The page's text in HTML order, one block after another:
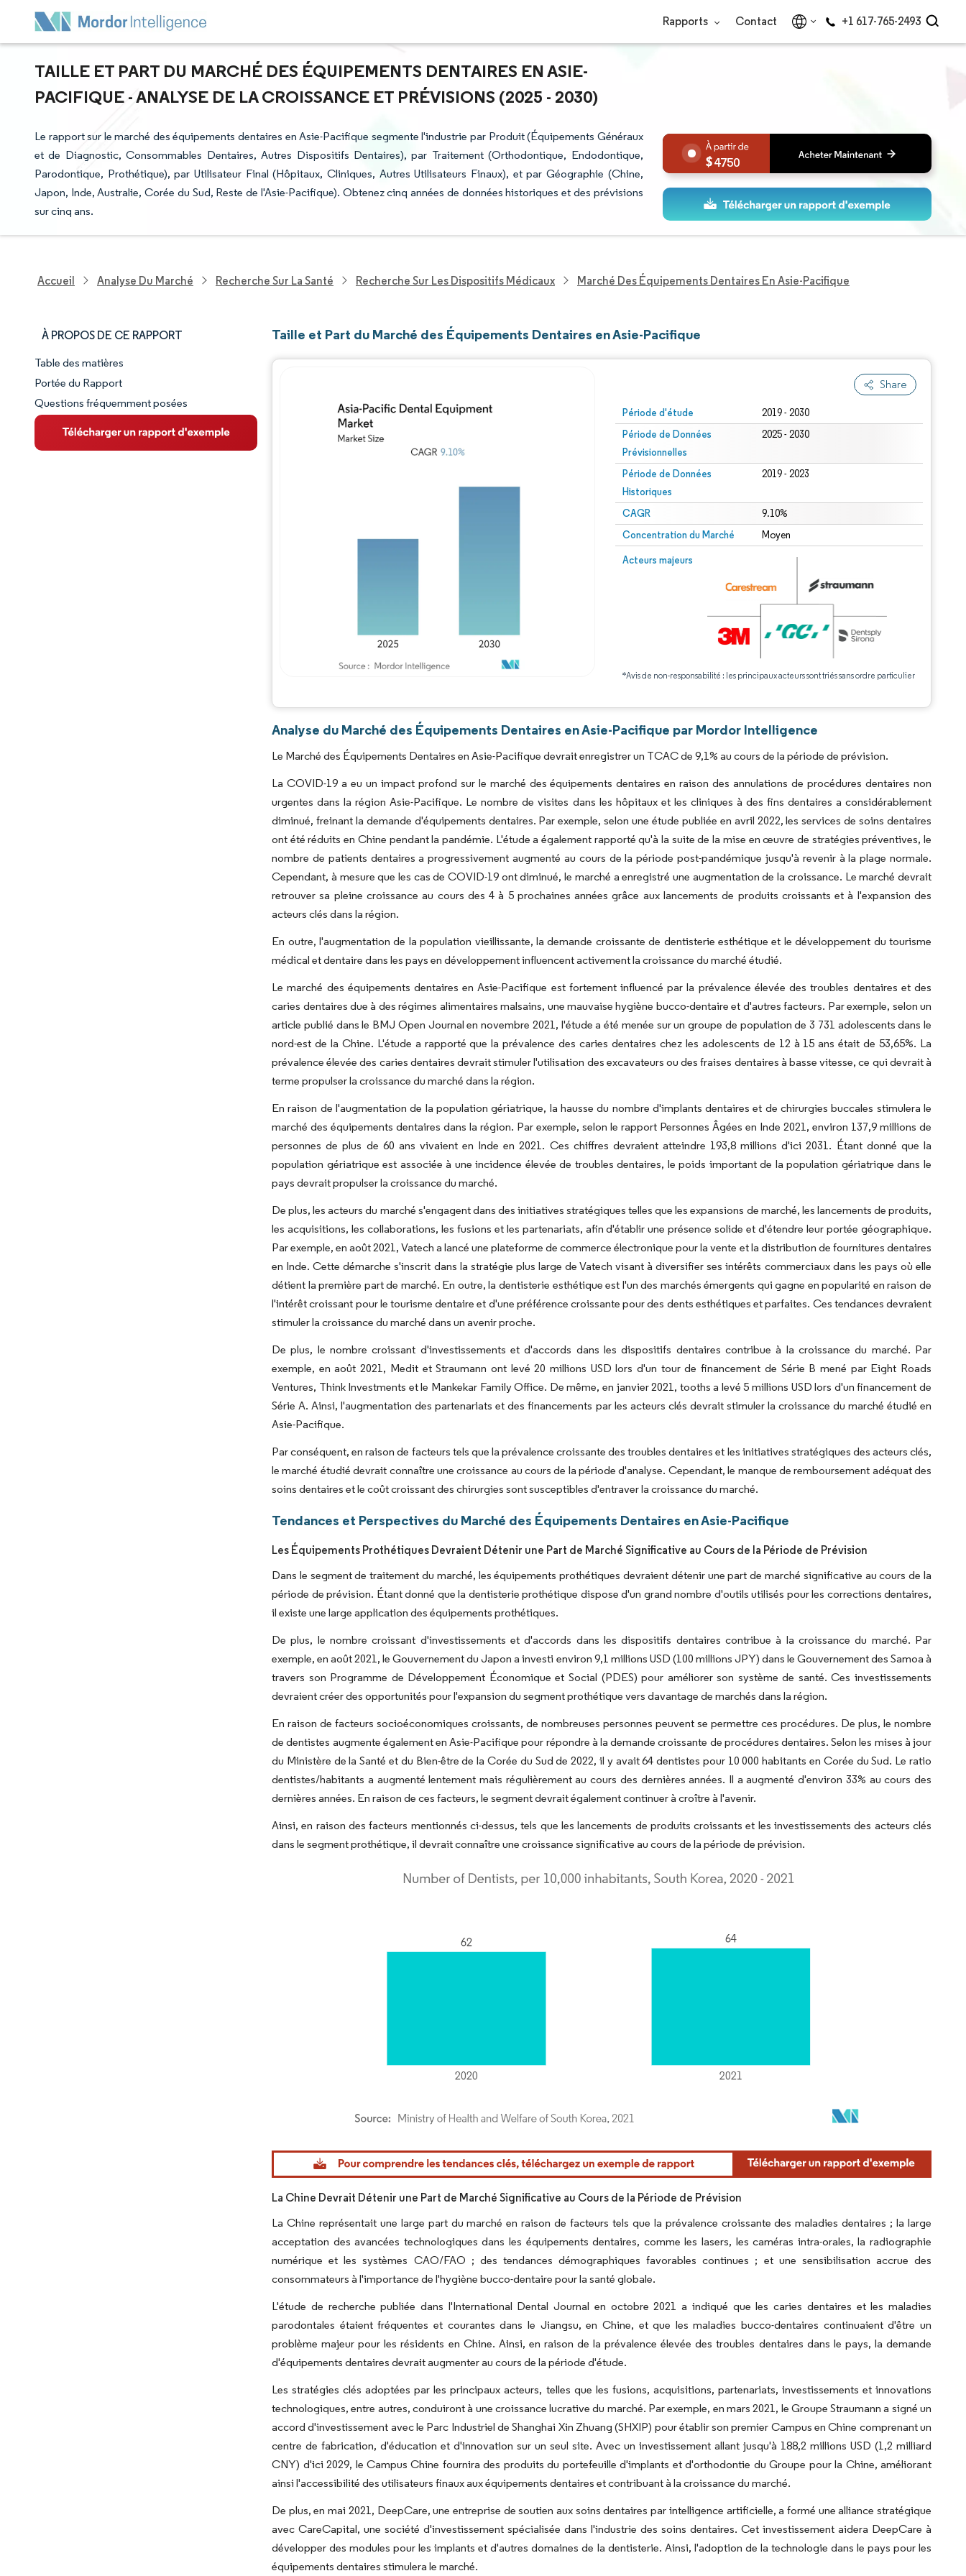
Rapports Contact +1 617-765-2493
TAILLE ET PART DU MARCHÉ DES ÉQUIPEMENTS DENTAIRES EN ASIE-
PACIFIQUE - ANALYSE DE LA CROISSANCE ET PRÉVISIONS (2025 - 2030)
Le rapport sur le marché des équipements dentaires en Asie-Pacifique segmente l'industrie par Produit (Équipements Généraux
et de Diagnostic, Consommables Dentaires, Autres Dispositifs Dentaires), par Traitement (Orthodontique, Endodontique,
Parodontique, Prothétique), par Utilisateur Final (Hôpitaux, Cliniques, Autres Utilisateurs Finaux), et par Géographie (Chine,
Japon, Inde, Australie, Corée du Sud, Reste de l'Asie-Pacifique). Obtenez cinq années de données historiques et des prévisions
sur cinq ans.
4750
Accueil Analyse Du Marché Recherche Sur La Santé Recherche Sur Les Dispositifs Médicaux Marché Des Équipements Dentaires En Asie-Pacifique
À PROPOS DE CE RAPPORT
Aperçu du marché
VUE D’ENSEMBLE DU MARCHÉ
Principales tendances du marché
Table des matières
Portée du Rapport
Questions fréquemment posées
Taille et Part du Marché des Équipements Dentaires en Asie-Pacifique
Share
Période d'étude 2019 - 2030
Période de Données
Prévisionnelles
2025 - 2030
Période de Données
Historiques
2019 - 2023
CAGR 9.10%
Concentration du Marché Moyen
Acteurs majeurs
*Avis de non-responsabilité : les principaux acteurs sont triés sans ordre particulier
Analyse du Marché des Équipements Dentaires en Asie-Pacifique par Mordor Intelligence
Le Marché des Équipements Dentaires en Asie-Pacifique devrait enregistrer un TCAC de 9,1% au cours de la période de prévision.
La COVID-19 a eu un impact profond sur le marché des équipements dentaires en raison des annulations de procédures dentaires non
urgentes dans la région Asie-Pacifique. Le nombre de visites dans les hôpitaux et les cliniques à des fins dentaires a considérablement
diminué, freinant la demande d'équipements dentaires. Par exemple, selon une étude publiée en avril 2022, les services de soins dentaires
ont été réduits en Chine pendant la pandémie. L'étude a également rapporté qu'à la suite de la mise en œuvre de stratégies préventives, le
nombre de patients dentaires a progressivement augmenté au cours de la période post-pandémique jusqu'à revenir à la plage normale.
Cependant, à mesure que les cas de COVID-19 ont diminué, le marché a enregistré une augmentation de la croissance. Le marché devrait
retrouver sa pleine croissance au cours des 4 à 5 prochaines années grâce aux lancements de produits croissants et à l'expansion des
acteurs clés dans la région.
En outre, l'augmentation de la population vieillissante, la demande croissante de dentisterie esthétique et le développement du tourisme
médical et dentaire dans les pays en développement influencent activement la croissance du marché étudié.
Le marché des équipements dentaires en Asie-Pacifique est fortement influencé par la prévalence élevée des troubles dentaires et des
caries dentaires due à des régimes alimentaires malsains, une mauvaise hygiène bucco-dentaire et d'autres facteurs. Par exemple, selon un
article publié dans le BMJ Open Journal en novembre 2021, l'étude a été menée sur un groupe de population de 3 731 adolescents dans le
nord-est de la Chine. L'étude a rapporté que la prévalence des caries dentaires chez les adolescents de 12 à 15 ans était de 53,65%. La
prévalence élevée des caries dentaires devrait stimuler l'utilisation des excavateurs ou des fraises dentaires à basse vitesse, ce qui devrait à
terme propulser la croissance du marché dans la région.
En raison de l'augmentation de la population gériatrique, la hausse du nombre d'implants dentaires et de chirurgies buccales stimulera le
marché des équipements dentaires dans la région. Par exemple, selon le rapport Personnes Âgées en Inde 2021, environ 137,9 millions de
personnes de plus de 60 ans vivaient en Inde en 2021. Ces chiffres devraient atteindre 193,8 millions d'ici 2031. Étant donné que la
population gériatrique est associée à une incidence élevée de troubles dentaires, le poids important de la population gériatrique dans le
pays devrait propulser la croissance du marché.
De plus, les acteurs du marché s'engagent dans des initiatives stratégiques telles que les expansions de marché, les lancements de produits,
les acquisitions, les collaborations, les fusions et les partenariats, afin d'établir une présence solide et d'étendre leur portée géographique.
Par exemple, en août 2021, Vatech a lancé une plateforme de commerce électronique pour la vente et la distribution de fournitures dentaires
en Inde. Cette démarche s'inscrit dans la stratégie plus large de Vatech visant à diversifier ses intérêts commerciaux dans les pays où elle
détient la première part de marché. En outre, la dentisterie esthétique est l'un des marchés émergents qui gagne en popularité en raison de
l'intérêt croissant pour le tourisme dentaire et d'une préférence croissante pour des dents esthétiques et parfaites. Ces tendances devraient
stimuler la croissance du marché dans un avenir proche.
De plus, le nombre croissant d'investissements et d'accords dans les dispositifs dentaires contribue à la croissance du marché. Par
exemple, en août 2021, Medit et Straumann ont levé 20 millions USD lors d'un tour de financement de Série B mené par Eight Roads
Ventures, Think Investments et le Mankekar Family Office. De même, en janvier 2021, tooths a levé 5 millions USD lors d'un financement de
Série A. Ainsi, l'augmentation des partenariats et des financements par les acteurs clés devrait stimuler la croissance du marché étudié en
Asie-Pacifique.
Par conséquent, en raison de facteurs tels que la prévalence croissante des troubles dentaires et les initiatives stratégiques des acteurs clés,
le marché étudié devrait connaître une croissance au cours de la période d'analyse. Cependant, le manque de remboursement adéquat des
soins dentaires et le coût croissant des chirurgies sont susceptibles d'entraver la croissance du marché.
Tendances et Perspectives du Marché des Équipements Dentaires en Asie-Pacifique
Les Équipements Prothétiques Devraient Détenir une Part de Marché Significative au Cours de la Période de Prévision
Dans le segment de traitement du marché, les équipements prothétiques devraient détenir une part de marché significative au cours de la
période de prévision. Étant donné que la dentisterie prothétique dispose d'un grand nombre d'outils utilisés pour les corrections dentaires,
il existe une large application des équipements prothétiques.
De plus, le nombre croissant d'investissements et d'accords dans les dispositifs dentaires contribue à la croissance du marché. Par
exemple, en août 2021, le Gouvernement du Japon a investi environ 9,1 millions USD (100 millions JPY) dans le Gouvernement des Samoa à
travers son Programme de Développement Économique et Social (PDES) pour améliorer son système de santé. Ces investissements
devraient créer des opportunités pour l'expansion du segment prothétique vers davantage de marchés dans la région.
En raison de facteurs socioéconomiques croissants, de nombreuses personnes peuvent se permettre ces procédures. De plus, le nombre
de dentistes augmente également en Asie-Pacifique pour répondre à la demande croissante de procédures dentaires. Selon les mises à jour
du Ministère de la Santé et du Bien-être de la Corée du Sud de 2022, il y avait 64 dentistes pour 10 000 habitants en Corée du Sud. Le ratio
dentistes/habitants a augmenté lentement mais régulièrement au cours des dernières années. Il a augmenté d'environ 33% au cours des
dernières années. En raison de ces facteurs, le segment devrait également continuer à croître à l'avenir.
Ainsi, en raison des facteurs mentionnés ci-dessus, tels que les lancements de produits croissants et les investissements des acteurs clés
dans le segment prothétique, il devrait connaître une croissance significative au cours de la période de prévision.
Image © Mordor Intelligence. La réutilisation nécessite une attribution sous CC BY 4.0.
La Chine Devrait Détenir une Part de Marché Significative au Cours de la Période de Prévision
La Chine représentait une large part du marché en raison de facteurs tels que la prévalence croissante des maladies dentaires ; la large
acceptation des avancées technologiques dans les équipements dentaires, comme les lasers, les caméras intra-orales, la radiographie
numérique et les systèmes CAO/FAO ; des tendances démographiques favorables continues ; et une sensibilisation accrue des
consommateurs à l'importance de l'hygiène bucco-dentaire pour la santé globale.
L'étude de recherche publiée dans l'International Dental Journal en octobre 2021 a indiqué que les caries dentaires et les maladies
parodontales étaient fréquentes et courantes dans le Jiangsu, en Chine, et que les maladies bucco-dentaires continuaient d'être un
problème majeur pour les résidents en Chine. Ainsi, en raison de la prévalence élevée des troubles dentaires dans le pays, la demande
d'équipements dentaires devrait augmenter au cours de la période d'étude.
Les stratégies clés adoptées par les principaux acteurs, telles que les fusions, acquisitions, partenariats, investissements et innovations
technologiques, entre autres, conduiront à une croissance lucrative du marché. Par exemple, en mars 2021, le Groupe Straumann a signé un
accord d'investissement avec le Parc Industriel de Shanghai Xin Zhuang (SHXIP) pour établir son premier Campus en Chine comprenant un
centre de fabrication, d'éducation et d'innovation sur un seul site. Avec un investissement allant jusqu'à 188,2 millions USD (1,2 milliard
CNY) d'ici 2029, le Campus Chine fournira des produits du portefeuille d'implants et d'orthodontie du Groupe pour la Chine, améliorant
ainsi l'accessibilité des utilisateurs finaux aux équipements dentaires et contribuant à la croissance du marché.
De plus, en mai 2021, DeepCare, une entreprise de soutien aux soins dentaires par intelligence artificielle, a formé une alliance stratégique
avec CareCapital, une société d'investissement spécialisée dans l'industrie des soins dentaires. Cet investissement aidera DeepCare à
développer des modules pour les implants et d'autres domaines de la dentisterie. Ainsi, l'adoption de la technologie dans le pays pour les
équipements dentaires stimulera le marché.